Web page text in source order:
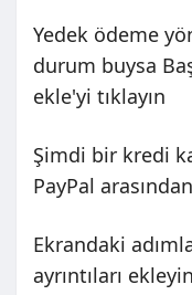
Yedek ödeme
durum buysa
ekle'yi tıklayın
Şimdi bir kredi
PayPal
Ekrandaki
ayrıntıları ekleyin